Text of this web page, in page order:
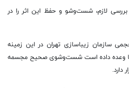
لازم، شست‌وشو و حفظ این اثر را در
سازمان زیباسازی تهران در این زمینه
اما وعده داده است شست‌وشوی صحیح مجسمه
دارد.